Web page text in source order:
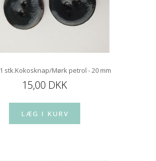
stk.Kokosknap/Mørk petrol - 20 mm
15,00 DKK